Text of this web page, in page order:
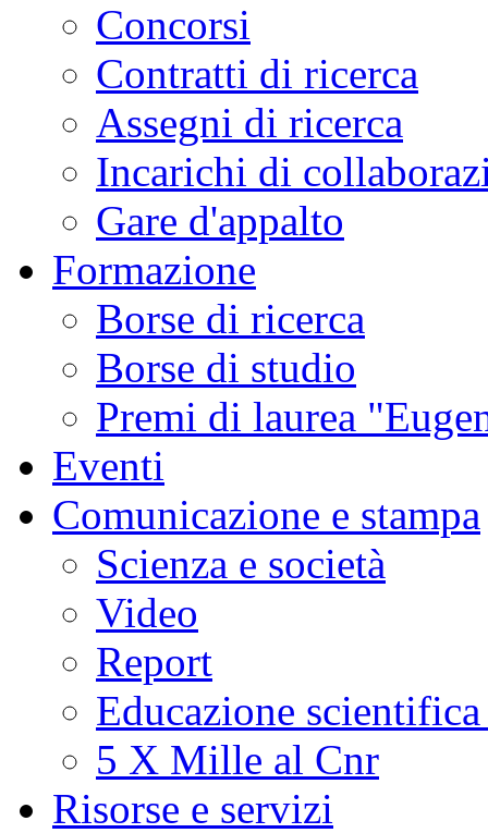
Concorsi
Contratti di ricerca
Assegni di ricerca
Incarichi di
Gare d'appalto
Formazione
Borse di ricerca
Borse di studio
Premi di laurea
Eventi
Comunicazione e stampa
Scienza e società
Video
Report
Educazione
5 X Mille al Cnr
Risorse e servizi